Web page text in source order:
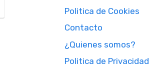
Politica de Cookies
Contacto
¿Quienes somos?
Politica de Privacidad